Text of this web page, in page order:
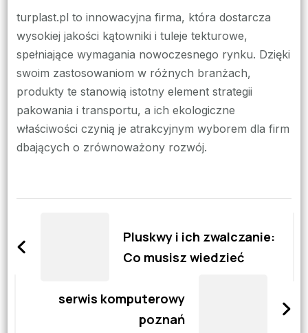
turplast.pl to innowacyjna firma, która dostarcza
wysokiej jakości kątowniki i tuleje tekturowe,
spełniające wymagania nowoczesnego rynku. Dzięki
swoim zastosowaniom w różnych branżach,
produkty te stanowią istotny element strategii
pakowania i transportu, a ich ekologiczne
właściwości czynią je atrakcyjnym wyborem dla firm
dbających o zrównoważony rozwój.
wpisy
Pluskwy i ich zwalczanie:
Co musisz wiedzieć
serwis komputerowy
poznań